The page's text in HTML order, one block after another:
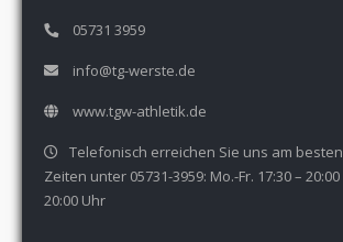
05731 3959
info@tg-werste.de
www.tgw-athletik.de
Telefonisch erreichen Sie uns am
Zeiten unter 05731-3959: Mo.-Fr. 17:30 –
20:00 Uhr